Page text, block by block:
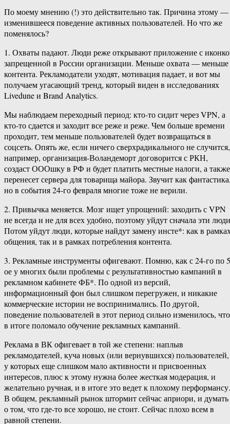
По моему мнению (!) это действительно так. Причина этому —
изменившееся поведение активных пользователей. Но что же
поменялось?
1. Охваты падают. Люди реже открывают приложение с
запрещенной в России организации. Меньше охвата — меньше
контента. Рекламодатели уходят, мотивация падает, и вот мы
получаем угасающий тренд, который виден в исследованиях
Livedune и Brand Analytics.
Мы наблюдаем переходный период: кто-то сидит через VPN, а
кто-то сдается и заходит все реже и реже. Чем больше времени
проходит, тем меньше пользователей будет возвращаться в
соцсеть. Опять же, если ничего сверхрадикального не случится,
например, организация-Воландеморт договорится с РКН,
создаст ОООшку в РФ и будет платить местные налоги, а также
перенесет сервера для товарища майора. Звучит как
но в события 24-го февраля многие тоже не верили.
2. Привычка меняется. Мозг ищет упрощений: заходить с VPN
не всегда и не для всех удобно, поэтому уйдут сначала эти
Потом уйдут люди, которые найдут замену инсте*: как в
общения, так и в рамках потребления контента.
3. Рекламные инструменты офигевают. Помню, как с 24-го по
ое у многих были проблемы с результативностью кампаний в
рекламном кабинете ФБ*. По одной из версий,
информационный фон был слишком перегружен, и никакие
коммерческие истории не воспринимались. По другой,
поведение пользователей в этот период сильно изменилось, что
в итоге поломало обучение рекламных кампаний.
Реклама в ВК офигевает в той же степени: наплыв
рекламодателей, куча новых (или вернувшихся) пользователей,
у которых еще слишком мало активности и присвоенных
интересов, плюс к этому нужна более жесткая модерация, и
желательно ручная, и в итоге это ведет к плохому перформансу.
В общем, рекламный рынок штормит сейчас априори, и думать
о том, что где-то все хорошо, не стоит. Сейчас плохо всем в
равной степени.